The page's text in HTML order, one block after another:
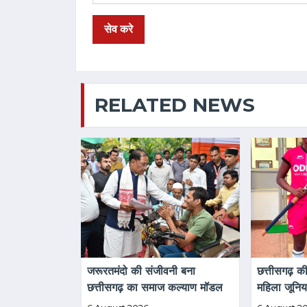
वेबसाइट URL *
संदेश *
RELATED NEWS